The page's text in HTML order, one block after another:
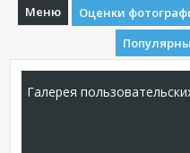
Меню Оценки
Галерея